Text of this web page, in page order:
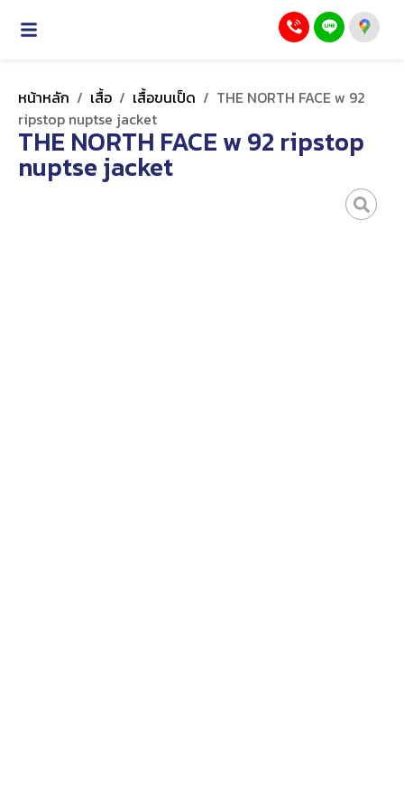
หน้าหลัก / เสื้อ / เสื้อขนเป็ด / THE NORTH FACE w 92
ripstop nuptse jacket
THE NORTH FACE w 92 ripstop
nuptse jacket